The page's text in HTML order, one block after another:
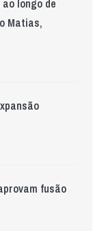
longo de
Matias,
fusão